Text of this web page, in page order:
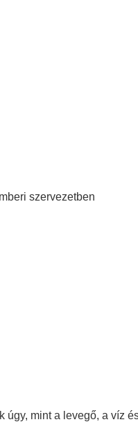
szervezetben
úgy, mint a levegő, a víz